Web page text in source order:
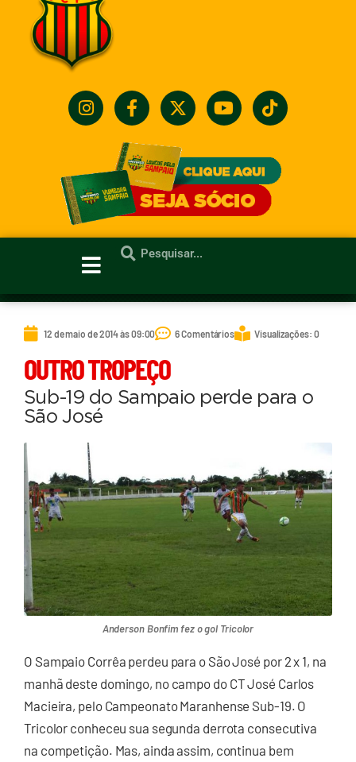
12 de maio de 2014 às 09:00 6 Comentários Visualizações: 0
OUTRO TROPEÇO
Sub-19 do Sampaio perde para o
São José
Anderson Bonfim fez o gol Tricolor
O Sampaio Corrêa perdeu para o São José por 2 x 1, na
manhã deste domingo, no campo do CT José Carlos
Macieira, pelo Campeonato Maranhense Sub-19. O
Tricolor conheceu sua segunda derrota consecutiva
na competição. Mas, ainda assim, continua bem